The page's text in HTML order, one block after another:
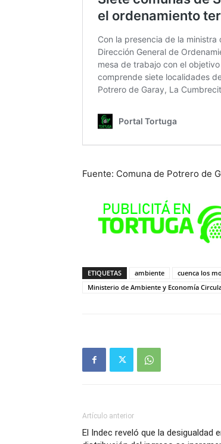
Fuente: Comuna de Potrero de
ETIQUETAS ambiente cuenca los
Ministerio de Ambiente y Economía
Artículo anterior
El Indec reveló que la desigualdad